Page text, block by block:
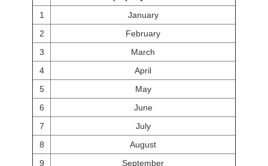
1
January
2
February
3
March
4
April
5
May
6
June
7
July
8
August
9
September